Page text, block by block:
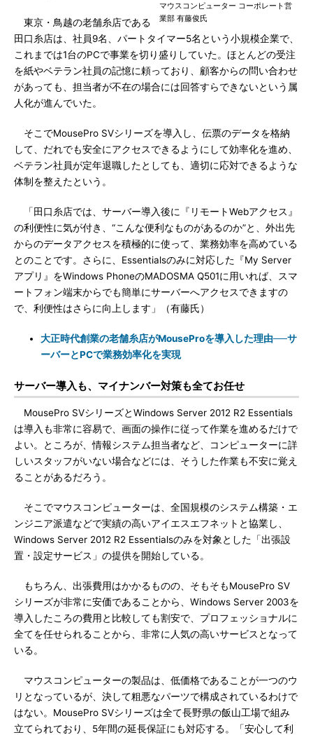
マウスコンピューター コーポレート営
業部 有藤俊氏
東京・鳥越の老舗糸店である
田口糸店は、社員9名、パートタイマー5名という小規模企業で、
これまでは1台のPCで事業を切り盛りしていた。ほとんどの受注
を紙やベテラン社員の記憶に頼っており、顧客からの問い合わせ
があっても、担当者が不在の場合には回答すらできないという属
人化が進んでいた。
そこでMousePro SVシリーズを導入し、伝票のデータを格納
して、だれでも安全にアクセスできるようにして効率化を進め、
ベテラン社員が定年退職したとしても、適切に応対できるような
体制を整えたという。
「田口糸店では、サーバー導入後に『リモートWebアクセス』
の利便性に気が付き、“こんな便利なものがあるのか”と、外出先
からのデータアクセスを積極的に使って、業務効率を高めている
とのことです。さらに、Essentialsのみに対応した『My Server
アプリ』をWindows PhoneのMADOSMA Q501に用いれば、スマ
ートフォン端末からでも簡単にサーバーへアクセスできますの
で、利便性はさらに向上します」（有藤氏）
大正時代創業の老舗糸店がMouseProを導入した理由──サ
ーバーとPCで業務効率化を実現
サーバー導入も、マイナンバー対策も全てお任せ
MousePro SVシリーズとWindows Server 2012 R2 Essentials
は導入も非常に容易で、画面の操作に従って作業を進めるだけで
よい。ところが、情報システム担当者など、コンピューターに詳
しいスタッフがいない場合などには、そうした作業も不安に覚え
ることがあるだろう。
そこでマウスコンピューターは、全国規模のシステム構築・エ
ンジニア派遣などで実績の高いアイエスエフネットと協業し、
Windows Server 2012 R2 Essentialsのみを対象とした「出張設
置・設定サービス」の提供を開始している。
もちろん、出張費用はかかるものの、そもそもMousePro SV
シリーズが非常に安価であることから、Windows Server 2003を
導入したころの費用と比較しても割安で、プロフェッショナルに
全てを任せられることから、非常に人気の高いサービスとなって
いる。
マウスコンピューターの製品は、低価格であることが一つのウ
リとなっているが、決して粗悪なパーツで構成されているわけで
はない。MousePro SVシリーズは全て長野県の飯山工場で組み
立てられており、5年間の延長保証にも対応する。「安心して利